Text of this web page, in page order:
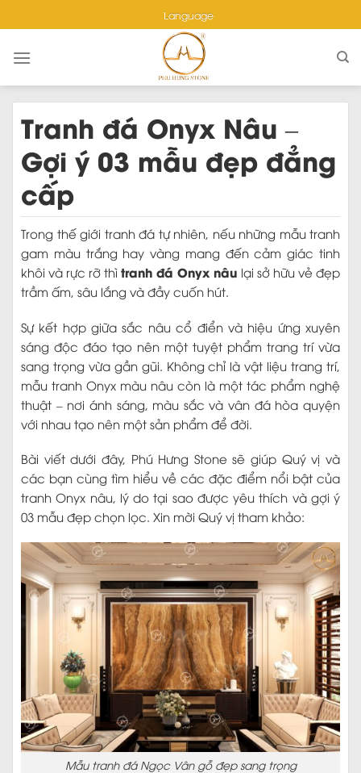
to
content
Tranh đá Onyx Nâu –
Gợi ý 03 mẫu đẹp đẳng
cấp
Trong thế giới tranh đá tự nhiên, nếu những mẫu tranh
gam màu trắng hay vàng mang đến cảm giác tinh
khôi và rực rỡ thì tranh đá Onyx nâu lại sở hữu vẻ đẹp
trầm ấm, sâu lắng và đầy cuốn hút.
Sự kết hợp giữa sắc nâu cổ điển và hiệu ứng xuyên
sáng độc đáo tạo nên một tuyệt phẩm trang trí vừa
sang trọng vừa gần gũi. Không chỉ là vật liệu trang trí,
mẫu tranh Onyx màu nâu còn là một tác phẩm nghệ
thuật – nơi ánh sáng, màu sắc và vân đá hòa quyện
với nhau tạo nên một sản phẩm để đời.
Bài viết dưới đây, Phú Hưng Stone sẽ giúp Quý vị và
các bạn cùng tìm hiểu về các đặc điểm nổi bật của
tranh Onyx nâu, lý do tại sao được yêu thích và gợi ý
03 mẫu đẹp chọn lọc. Xin mời Quý vị tham khảo:
Mẫu tranh đá Ngọc Vân gỗ đẹp sang trọng
Language